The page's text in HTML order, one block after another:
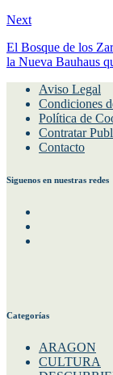
Next
El Bosque de los
la Nueva Bauhaus
Aviso Legal
Condiciones
Política de
Contratar
Contacto
Siguenos en nuestras redes
Categorías
ARAGON
CULTURA